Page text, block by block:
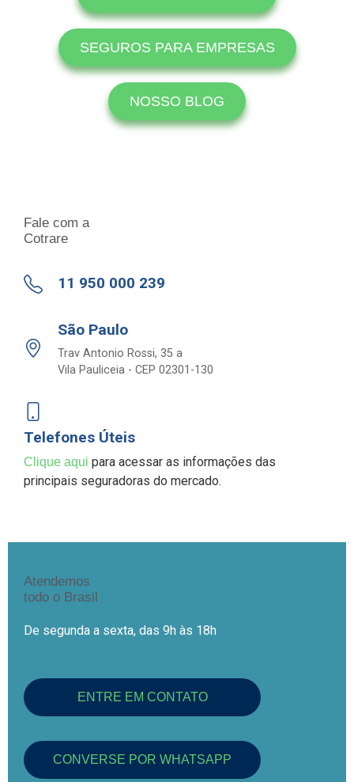
SEGUROS PARA EMPRESAS
NOSSO BLOG
Fale com a
Cotrare
11 950 000 239
São Paulo
Trav Antonio Rossi, 35 a
Vila Pauliceia - CEP 02301-130
Telefones Úteis
Clique aqui para acessar as informações das
principais seguradoras do mercado.
Atendemos
todo o Brasil
De segunda a sexta, das 9h às 18h
ENTRE EM CONTATO
CONVERSE POR WHATSAPP